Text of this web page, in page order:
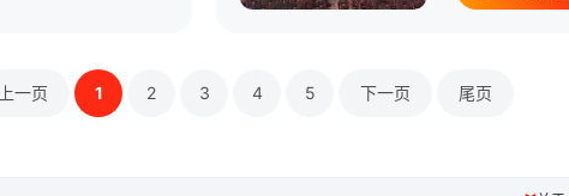
上一页 1 2 3 4 5 下一页 尾页